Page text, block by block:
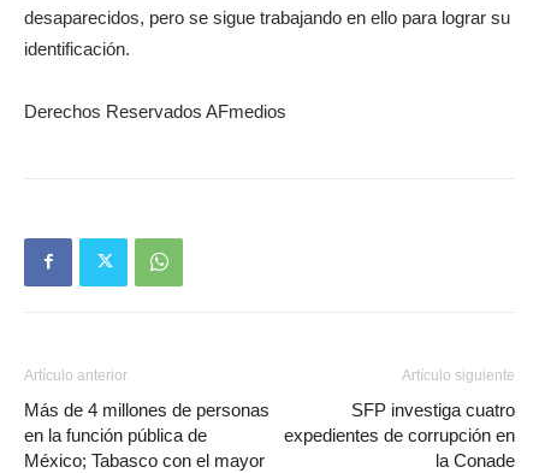
desaparecidos, pero se sigue trabajando en ello para lograr su
identificación.
Derechos Reservados AFmedios
Artículo anterior
Más de 4 millones de personas
en la función pública de
México; Tabasco con el mayor
Artículo siguiente
SFP investiga cuatro
expedientes de corrupción en
la Conade